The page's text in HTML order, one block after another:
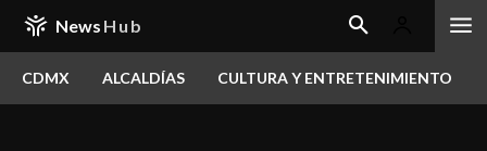
News Hub
CDMX ALCALDÍAS CULTURA Y ENTRETENIMIENTO